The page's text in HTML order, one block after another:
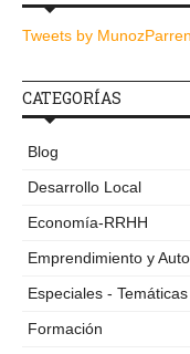
Tweets by
CATEGORÍAS
Blog
Desarrollo Local
Economía-RRHH
Emprendimiento y
Especiales - Temáticas
Formación